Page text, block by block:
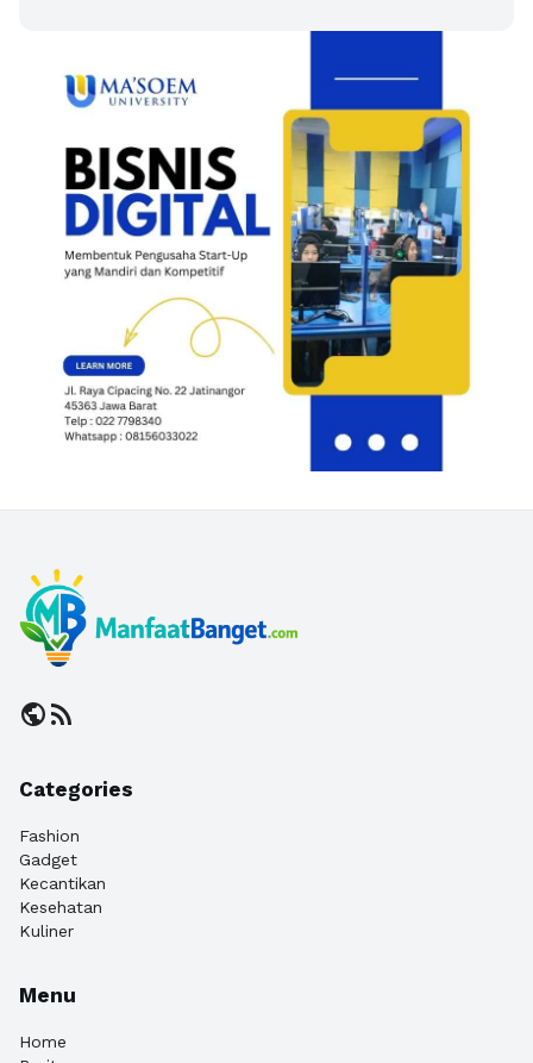
publicrss_feed
Categories
Fashion
Gadget
Kecantikan
Kesehatan
Kuliner
Menu
Home